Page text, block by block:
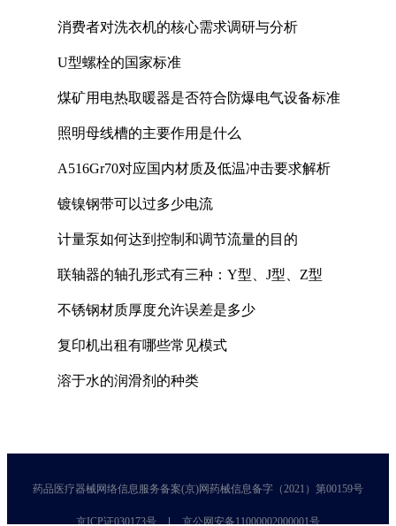
消费者对洗衣机的核心需求调研与分析
U型螺栓的国家标准
煤矿用电热取暖器是否符合防爆电气设备标准
照明母线槽的主要作用是什么
A516Gr70对应国内材质及低温冲击要求解析
镀镍钢带可以过多少电流
计量泵如何达到控制和调节流量的目的
联轴器的轴孔形式有三种：Y型、J型、Z型
不锈钢材质厚度允许误差是多少
复印机出租有哪些常见模式
溶于水的润滑剂的种类
药品医疗器械网络信息服务备案(京)网药械信息备字（2021）第00159号
京ICP证030173号 京公网安备11000002000001号